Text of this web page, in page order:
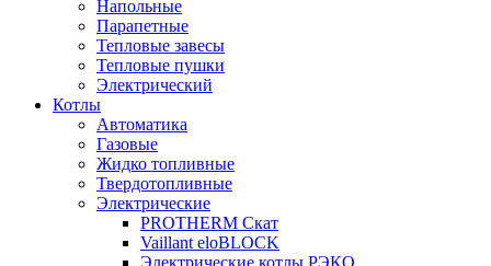
Напольные
Парапетные
Тепловые завесы
Тепловые пушки
Электрический
Котлы
Автоматика
Газовые
Жидко топливные
Твердотопливные
Электрические
PROTHERM Скат
Vaillant eloBLOCK
Электрические котлы РЭКО